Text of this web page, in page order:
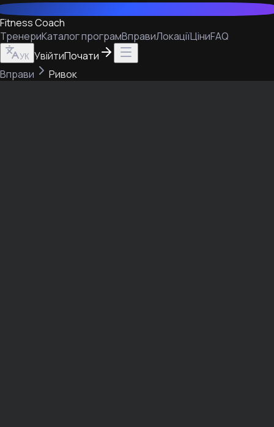
Fitness Coach
ТренериКаталог програмВправиЛокаціїЦіниFAQ
УК УвійтиПочати
Вправи
Ривок